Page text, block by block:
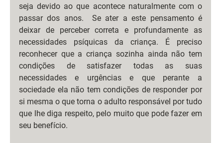
seja devido ao que acontece naturalmente com o
passar dos anos.  Se ater a este pensamento é
deixar de perceber correta e profundamente as
necessidades psíquicas da criança. É preciso
reconhecer que a criança sozinha ainda não tem
condições de satisfazer todas as suas
necessidades e urgências e que perante a
sociedade ela não tem condições de responder por
si mesma o que torna o adulto responsável por tudo
que lhe diga respeito, pelo muito que pode fazer em
seu benefício.